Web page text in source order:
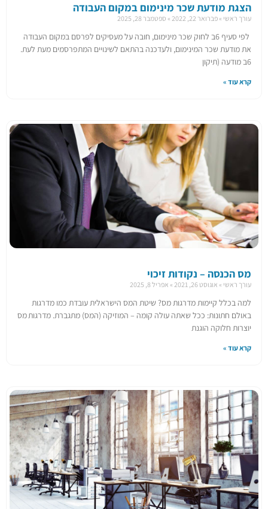
הצגת מודעת שכר מינימום במקום העבודה
עורך ראשי פברואר 22, 2022 ספטמבר 28, 2025
​לפי סעיף 6ב לחוק שכר מינימום, חובה על מעסיקים לפרסם במקום העבודה
את מודעת שכר המינימום, ולעדכנה בהתאם לשינויים המתפרסמים מעת לעת.
6ב מודעה (תיקון
קרא עוד »
מס הכנסה – נקודות זיכוי
עורך ראשי אוגוסט 26, 2021 אפריל 8, 2025
למה בכלל קיימות מדרגות מס? שיטת המס הישראלית עובדת כמו מדרגות
באולם חתונות: ככל שאתה עולה קומה – המוזיקה (המס) מתגברת. מדרגות מס
יוצרות חלוקה הוגנת
קרא עוד »